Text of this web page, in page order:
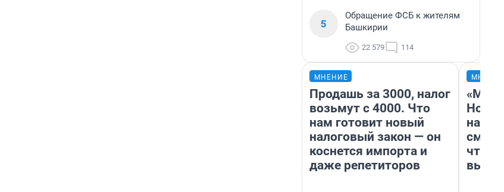
5
Обращение ФСБ к жителям
Башкирии
22 579 114
МНЕНИЕ
Продашь за 3000, налог
возьмут с 4000. Что
нам готовит новый
налоговый закон — он
коснется импорта и
даже репетиторов
«Мы